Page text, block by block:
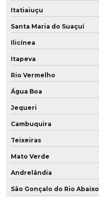
Itatiaiuçu
Santa Maria do Suaçuí
Ilicínea
Itapeva
Rio Vermelho
Água Boa
Jequeri
Cambuquira
Teixeiras
Mato Verde
Andrelândia
São Gonçalo do Rio Abaixo